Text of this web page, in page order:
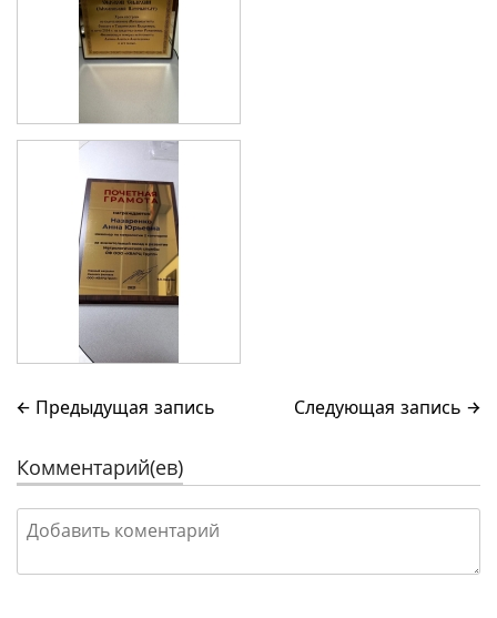
← Предыдущая запись Следующая запись →
Комментарий(ев)